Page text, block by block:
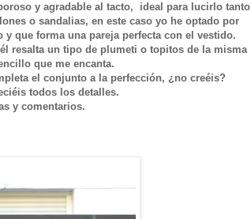
y agradable al tacto, ideal para lucirlo tanto
o sandalias, en este caso yo he optado por
que forma una pareja perfecta con el vestido.
resalta un tipo de plumeti o topitos de la misma
que me encanta.
el conjunto a la perfección, ¿no creéis?
todos los detalles.
y comentarios.